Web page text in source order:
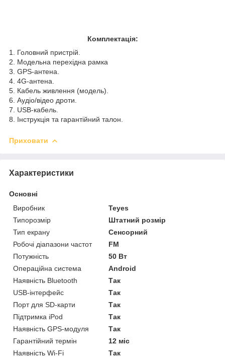
Комплектація:
1. Головний пристрій.
2. Модельна перехідна рамка
3. GPS-антена.
4. 4G-антена.
5. Кабель живлення (модель).
6. Аудіо/відео дроти.
7. USB-кабель.
8. Інструкція та гарантійний талон.
Приховати
Характеристики
Основні
Виробник
Teyes
Типорозмір
Штатний розмір
Тип екрану
Сенсорний
Робочі діапазони частот
FM
Потужність
50 Вт
Операційна система
Android
Наявність Bluetooth
Так
USB-інтерфейс
Так
Порт для SD-карти
Так
Підтримка iPod
Так
Наявність GPS-модуля
Так
Гарантійний термін
12 міс
Наявність Wi-Fi
Так